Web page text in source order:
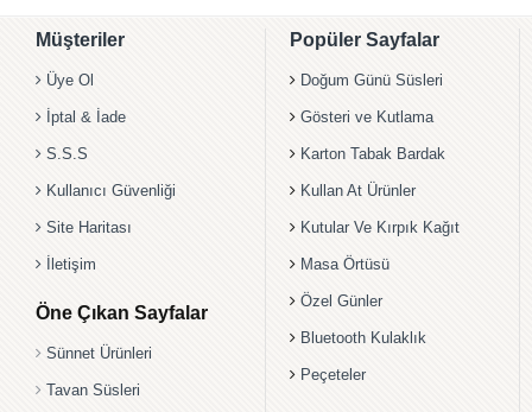
Müşteriler
Üye Ol
İptal & İade
S.S.S
Kullanıcı Güvenliği
Site Haritası
İletişim
Öne Çıkan Sayfalar
Sünnet Ürünleri
Tavan Süsleri
Popüler Sayfalar
Doğum Günü Süsleri
Gösteri ve Kutlama
Karton Tabak Bardak
Kullan At Ürünler
Kutular Ve Kırpık Kağıt
Masa Örtüsü
Özel Günler
Bluetooth Kulaklık
Peçeteler